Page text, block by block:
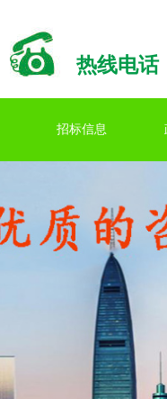
热线电话
招标信息